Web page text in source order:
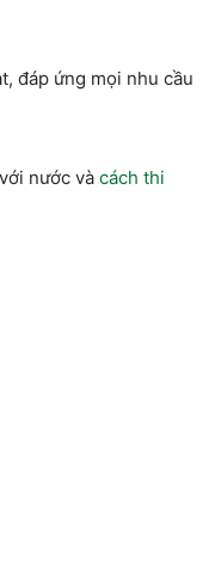
đáp ứng mọi nhu cầu
nước và cách thi